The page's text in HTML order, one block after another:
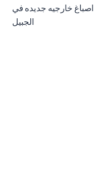
اصباغ خارجيه جديده في
الجبيل